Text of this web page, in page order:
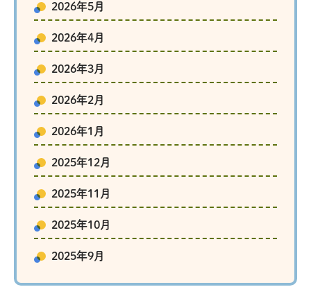
2026年5月
2026年4月
2026年3月
2026年2月
2026年1月
2025年12月
2025年11月
2025年10月
2025年9月